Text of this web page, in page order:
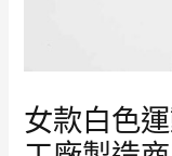
女款白色